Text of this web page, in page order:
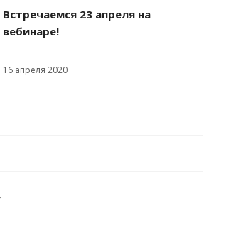
Встречаемся 23 апреля на
вебинаре!
16 апреля 2020